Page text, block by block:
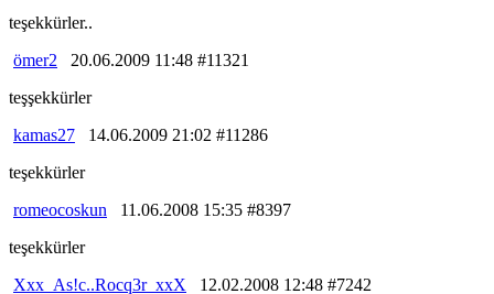
teşekkürler..
ömer2 20.06.2009 11:48 #11321
teşşekkürler
kamas27 14.06.2009 21:02 #11286
teşekkürler
romeocoskun 11.06.2008 15:35 #8397
teşekkürler
Xxx_As!c..Rocq3r_xxX 12.02.2008 12:48 #7242